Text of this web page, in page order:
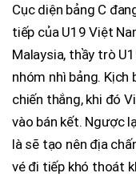
Cục diện bảng C
tiếp của U19 Việt
Malaysia, thầy trò
nhóm nhì bảng. Kịch
chiến thắng, khi đó
vào bán kết. Ngược
là sẽ tạo nên địa
vé đi tiếp khó thoát